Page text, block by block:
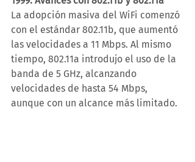
La adopción masiva del WiFi comenzó
con el estándar 802.11b, que aumentó
las velocidades a 11 Mbps. Al mismo
tiempo, 802.11a introdujo el uso de la
banda de 5 GHz, alcanzando
velocidades de hasta 54 Mbps,
aunque con un alcance más limitado.